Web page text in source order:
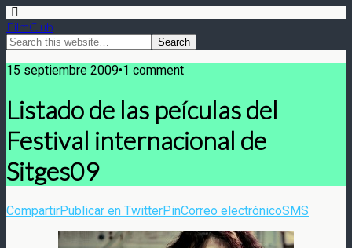
FilmClub
15 septiembre 2009•1 comment
Listado de las peículas del
Festival internacional de
Sitges09
CompartirPublicar en TwitterPinCorreo electrónicoSMS